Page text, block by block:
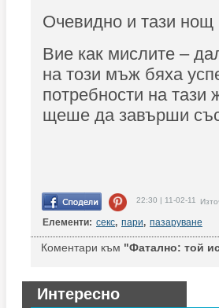
Очевидно и тази нощ
Вие как мислите –
на този мъж бяха
потребности на тази
щеше да завърши
22:30 | 11-02-11
Елементи: секс, пари, пазаруване
Коментари към "Фатално: той
Интересно